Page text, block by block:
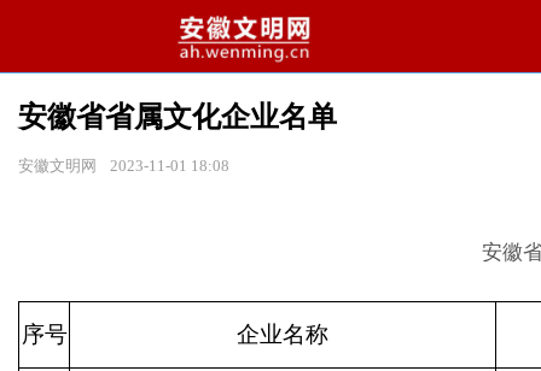
安徽省省属文化企业名单
安徽文明网 2023-11-01 18:08
安徽
序号 企业名称